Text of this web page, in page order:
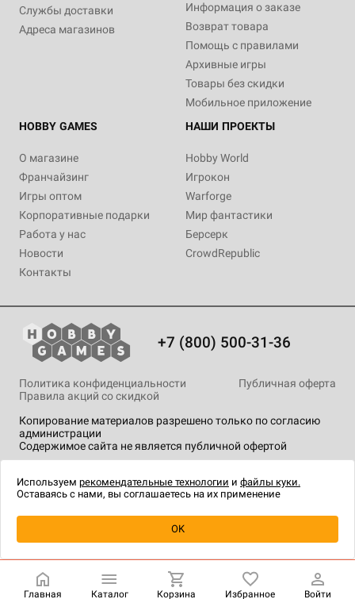
Уведомить о наличии
Службы доставки
Адреса магазинов
Информация о заказе
Возврат товара
Помощь с правилами
Архивные игры
Товары без скидки
Мобильное приложение
HOBBY GAMES
О магазине
Франчайзинг
Игры оптом
Корпоративные подарки
Работа у нас
Новости
Контакты
НАШИ ПРОЕКТЫ
Hobby World
Игрокон
Warforge
Мир фантастики
Берсерк
CrowdRepublic
+7 (800) 500-31-36
Копирование материалов разрешено только по согласию
администрации
Содержимое сайта не является публичной офертой
Политика конфиденциальности
Публичная оферта
Правила акций со скидкой
технологии.
Главная Каталог Корзина Избранное Войти
Используем рекомендательные технологии и файлы куки.
Оставаясь с нами, вы соглашаетесь на их применение
OK